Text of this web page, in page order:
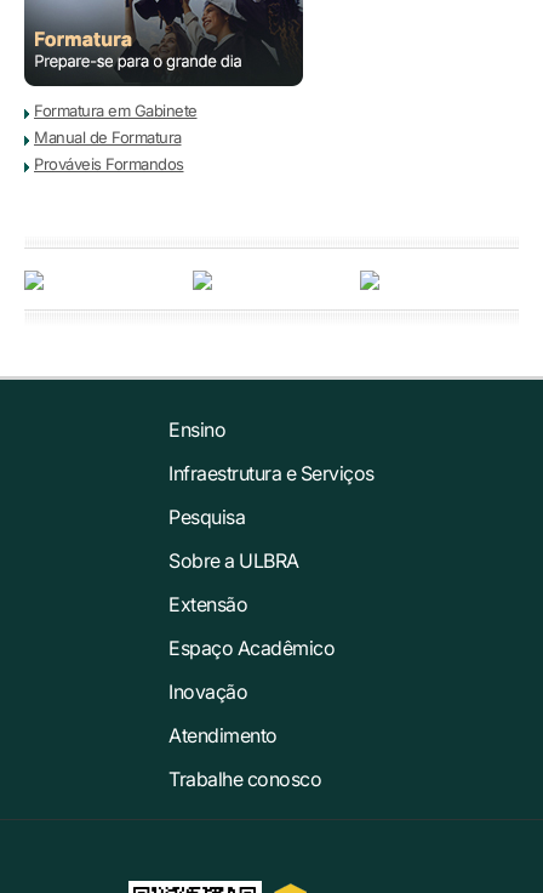
Formatura em Gabinete
Manual de Formatura
Prováveis Formandos
Ensino
Infraestrutura e Serviços
Pesquisa
Sobre a ULBRA
Extensão
Espaço Acadêmico
Inovação
Atendimento
Trabalhe conosco